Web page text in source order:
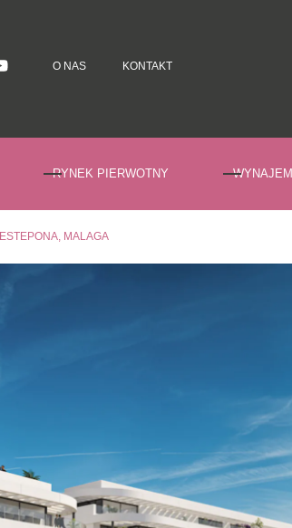
O NAS
KONTAKT
RYNEK PIERWOTNY WYNAJEM
ESTEPONA, MALAGA